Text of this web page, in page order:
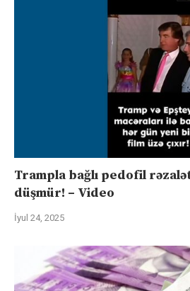
Trampla bağlı pedofil
düşmür! – Video
İyul 24, 2025